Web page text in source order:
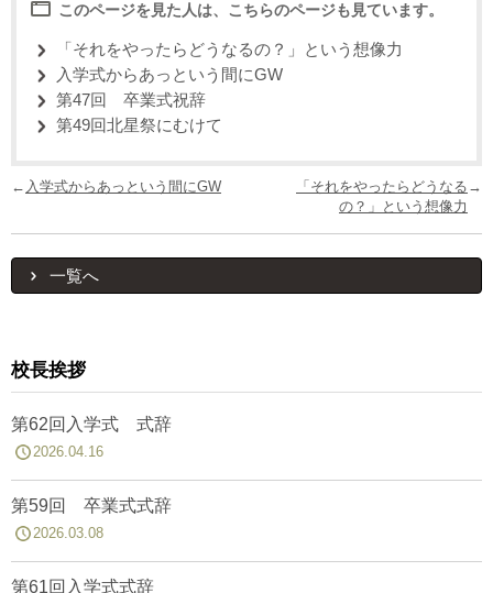
このページを見た人は、こちらのページも見ています。
「それをやったらどうなるの？」という想像力
入学式からあっという間にGW
第47回 卒業式祝辞
第49回北星祭にむけて
← 入学式からあっという間にGW
「それをやったらどうなる
の？」という想像力
→
一覧へ
校長挨拶
第62回入学式 式辞
2026.04.16
第59回 卒業式式辞
2026.03.08
第61回入学式式辞